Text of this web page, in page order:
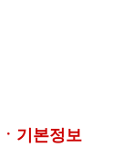
ㆍ기본정보